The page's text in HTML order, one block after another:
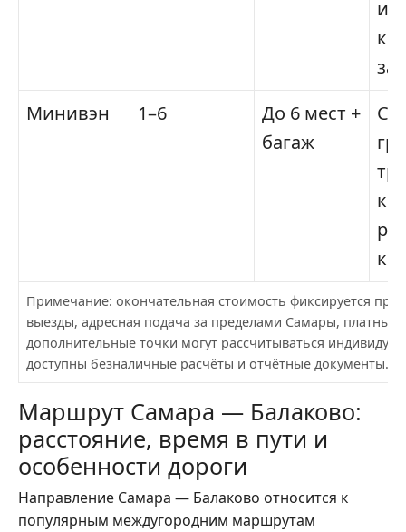
Минивэн
1–6
До 6 мест +
багаж
Примечание: окончательная стоимость фиксируется
выезды, адресная подача за пределами Самары, платные
дополнительные точки могут рассчитываться
доступны безналичные расчёты и отчётные документы.
Маршрут Самара — Балаково:
расстояние, время в пути и
особенности дороги
Направление Самара — Балаково относится к
популярным междугородним маршрутам